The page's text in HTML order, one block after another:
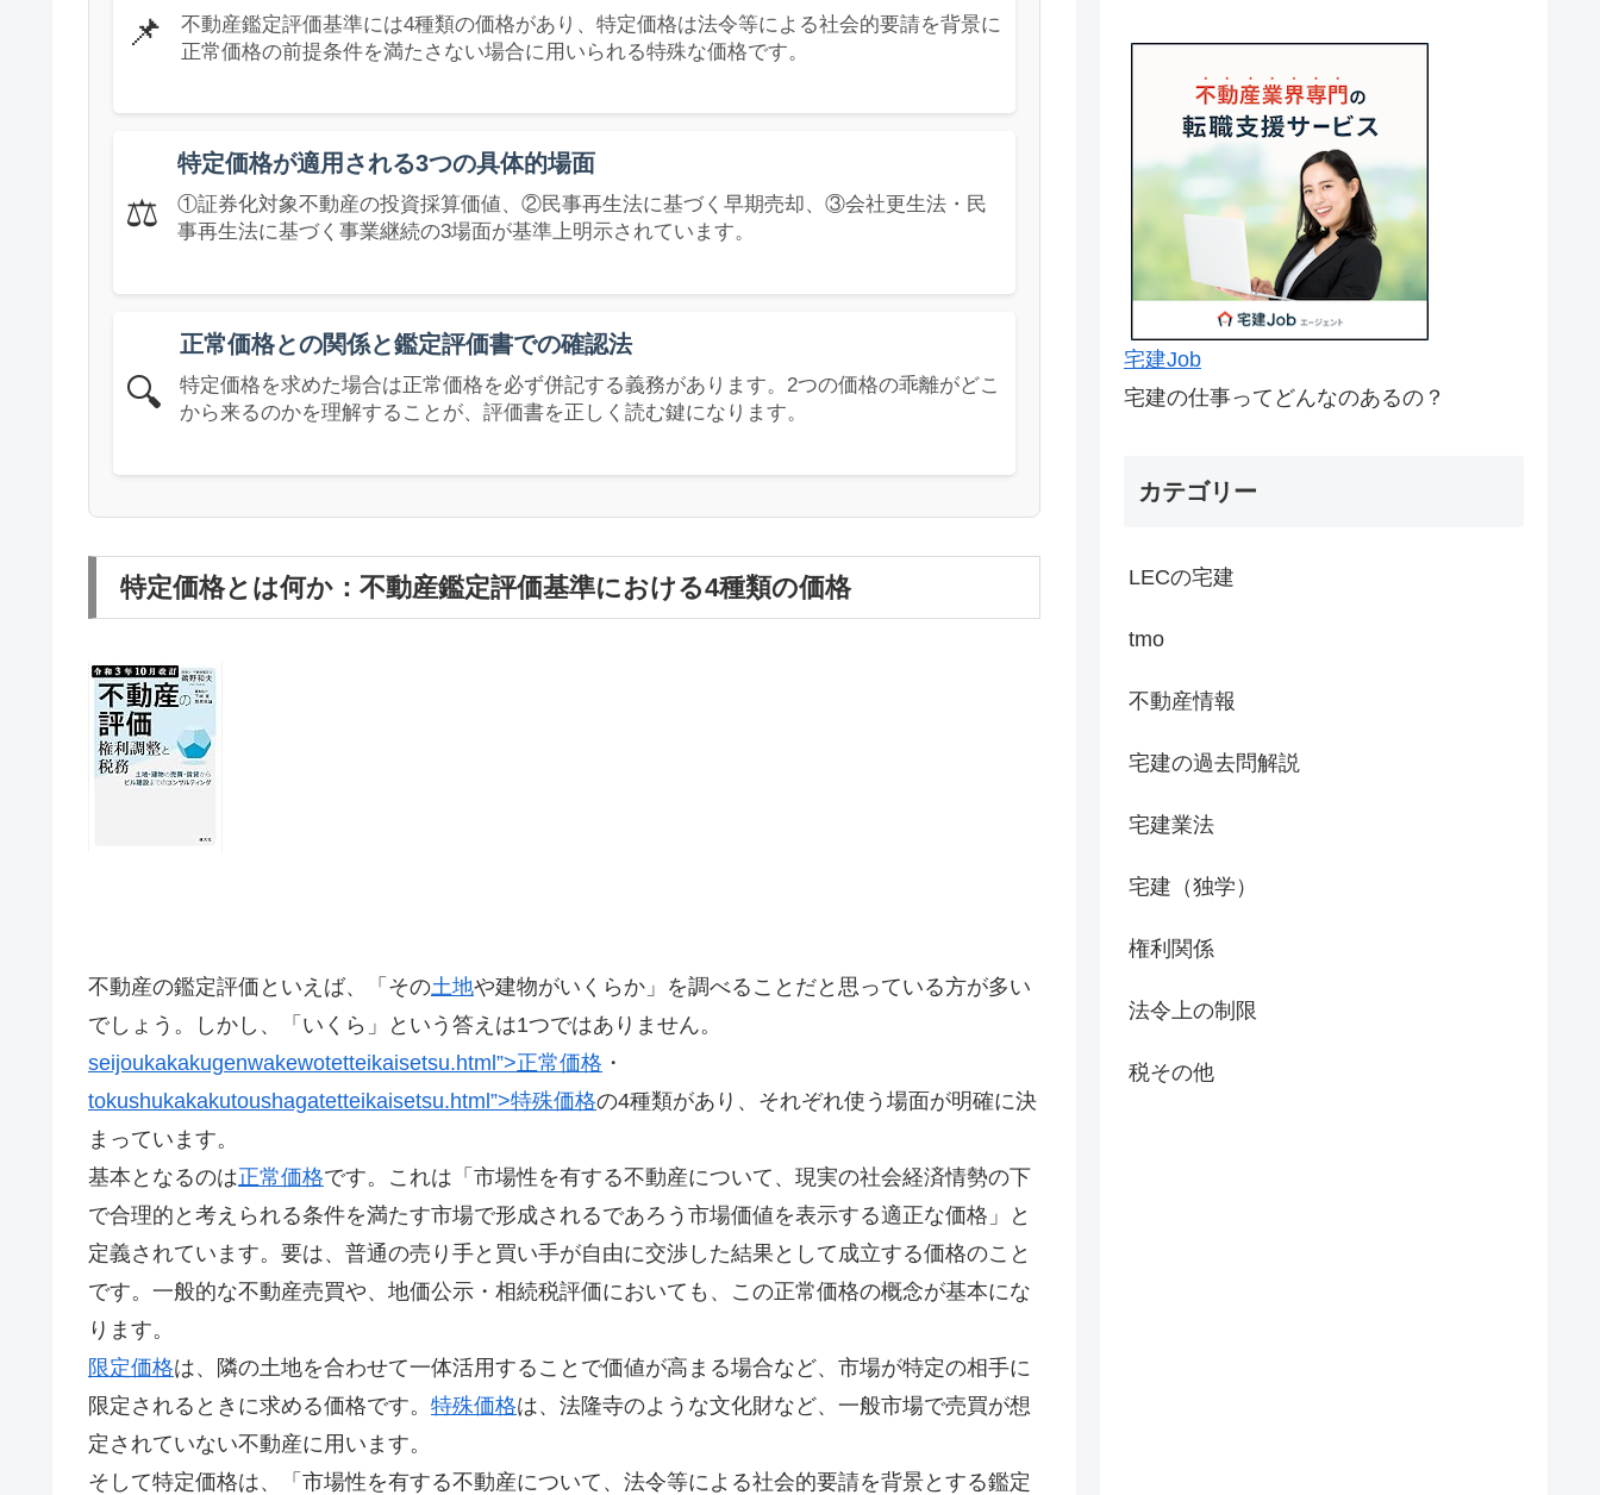
📌
不動産鑑定評価基準には4種類の価格があり、特定価格は法令等による社会的要請を背景に
正常価格の前提条件を満たさない場合に用いられる特殊な価格です。
⚖️
特定価格が適用される3つの具体的場面
①証券化対象不動産の投資採算価値、②民事再生法に基づく早期売却、③会社更生法・民
事再生法に基づく事業継続の3場面が基準上明示されています。
🔍
正常価格との関係と鑑定評価書での確認法
特定価格を求めた場合は正常価格を必ず併記する義務があります。2つの価格の乖離がどこ
から来るのかを理解することが、評価書を正しく読む鍵になります。
特定価格とは何か：不動産鑑定評価基準における4種類の価格
不動産の鑑定評価といえば、「その土地や建物がいくらか」を調べることだと思っている方が多い
でしょう。しかし、「いくら」という答えは1つではありません。
seijoukakakugenwakewotetteikaisetsu.html”>正常価格 ・
tokushukakakutoushagatetteikaisetsu.html”>特殊価格の4種類があり、それぞれ使う場面が明確に決
まっています。
基本となるのは正常価格です。これは「市場性を有する不動産について、現実の社会経済情勢の下
で合理的と考えられる条件を満たす市場で形成されるであろう市場価値を表示する適正な価格」と
定義されています。要は、普通の売り手と買い手が自由に交渉した結果として成立する価格のこと
です。一般的な不動産売買や、地価公示・相続税評価においても、この正常価格の概念が基本にな
ります。
限定価格は、隣の土地を合わせて一体活用することで価値が高まる場合など、市場が特定の相手に
限定されるときに求める価格です。 特殊価格は、法隆寺のような文化財など、一般市場で売買が想
定されていない不動産に用います。
そして特定価格は、「市場性を有する不動産について、法令等による社会的要請を背景とする鑑定
宅建Job
宅建の仕事ってどんなのあるの？
カテゴリー
LECの宅建
tmo
不動産情報
宅建の過去問解説
宅建業法
宅建（独学）
権利関係
法令上の制限
税その他